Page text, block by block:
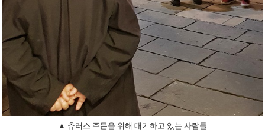
▲ 츄러스 주문을 위해 대기하고 있는 사람들